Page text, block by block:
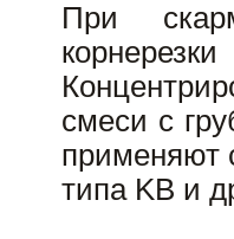
При
смеси с
применяют
типа KB и